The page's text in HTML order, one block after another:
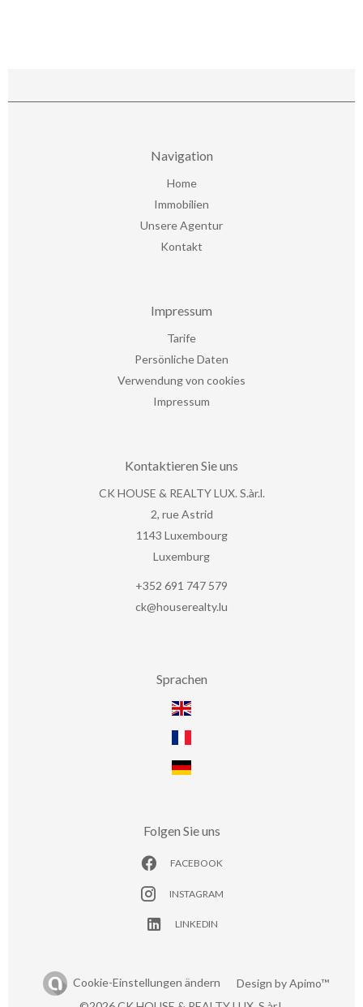
Navigation
Home
Immobilien
Unsere Agentur
Kontakt
Impressum
Tarife
Persönliche Daten
Verwendung von cookies
Impressum
Kontaktieren Sie uns
CK HOUSE & REALTY LUX. S.àr.l.
2, rue Astrid
1143 Luxembourg
Luxemburg
+352 691 747 579
ck@houserealty.lu
Sprachen
Folgen Sie uns
FACEBOOK
INSTAGRAM
LINKEDIN
Cookie-Einstellungen ändern Design byApimo™